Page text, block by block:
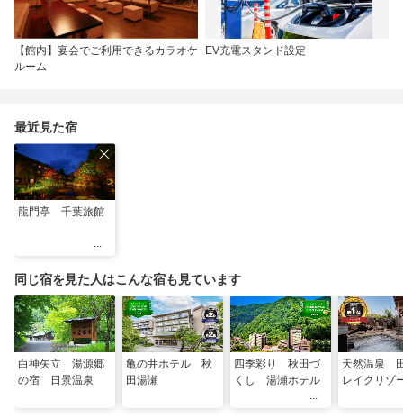
【館内】宴会でご利用できるカラオケ
ルーム
EV充電スタンド設定
最近見た宿
龍門亭 千葉旅館
同じ宿を見た人はこんな宿も見ています
白神矢立 湯源郷
の宿 日景温泉
亀の井ホテル 秋
田湯瀬
四季彩り 秋田づ
くし 湯瀬ホテル
天然温泉
レイクリゾ